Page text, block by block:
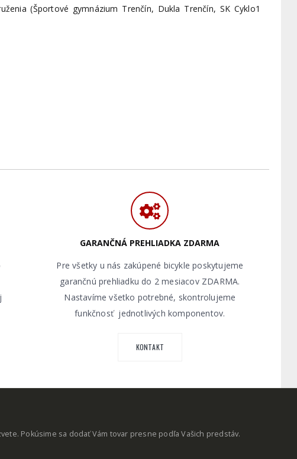
(Športové gymnázium Trenčín, Dukla Trenčín, SK Cyklo1
GARANČNÁ PREHLIADKA ZDARMA
Pre všetky u nás zakúpené bicykle poskytujeme
garančnú prehliadku do 2 mesiacov ZDARMA.
Nastavíme všetko potrebné, skontrolujeme
funkčnosť jednotlivých komponentov.
KONTAKT
Pokúsime sa dodať Vám tovar presne podľa Vašich predstáv.